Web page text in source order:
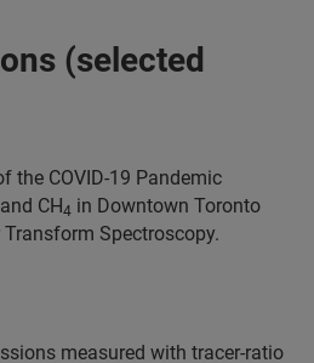
(selected
the COVID-19 Pandemic
CH4 in Downtown Toronto
Spectroscopy.
measured with tracer-ratio